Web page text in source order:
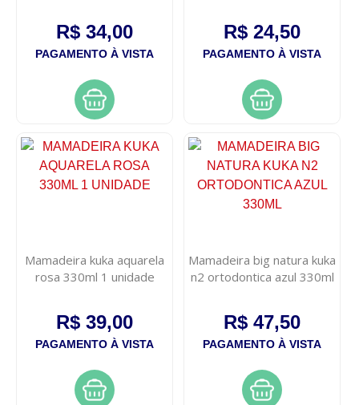
R$ 34,00
PAGAMENTO À VISTA
R$ 24,50
PAGAMENTO À VISTA
Mamadeira kuka aquarela
rosa 330ml 1 unidade
R$ 39,00
PAGAMENTO À VISTA
Mamadeira big natura kuka
n2 ortodontica azul 330ml
R$ 47,50
PAGAMENTO À VISTA